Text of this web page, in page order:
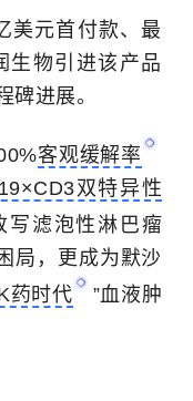
美元首付款、最
生物引进该产品
碑进展。
客观缓解率
双特异性
写滤泡性淋巴瘤
局，更成为默沙
药时代
”血液肿